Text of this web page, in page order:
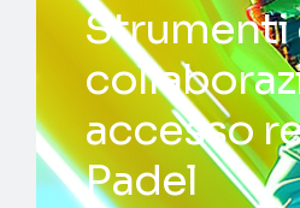
Strumenti
accesso
Padel